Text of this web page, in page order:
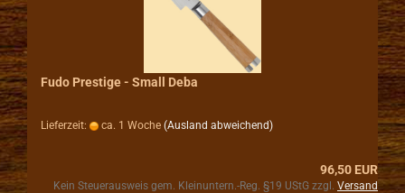
Fudo Prestige - Small Deba
Lieferzeit: ca. 1 Woche (Ausland abweichend)
96,50 EUR
Kein Steuerausweis gem. Kleinuntern.-Reg. §19 UStG zzgl. Versand